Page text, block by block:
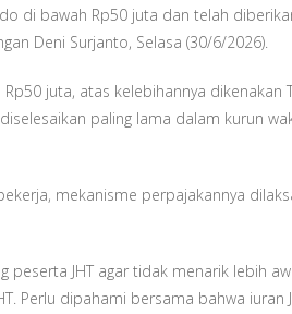
di bawah Rp50 juta dan telah
Deni Surjanto, Selasa (30/6/2026).
juta, atas kelebihannya dikenakan
paling lama dalam kurun
mekanisme perpajakannya
JHT agar tidak menarik lebih
Perlu dipahami bersama bahwa iuran